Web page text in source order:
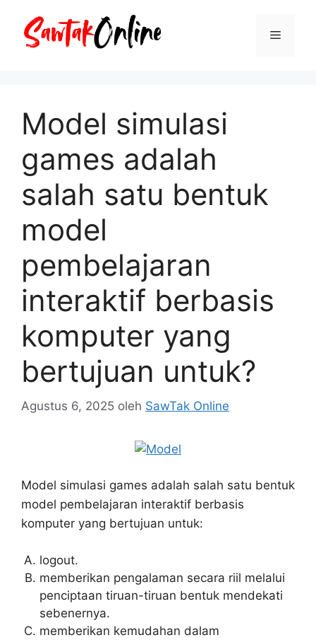
Menu
Model simulasi
games adalah
salah satu bentuk
model
pembelajaran
interaktif berbasis
komputer yang
bertujuan untuk?
Agustus 6, 2025 oleh SawTak Online
Model simulasi games adalah salah satu bentuk
model pembelajaran interaktif berbasis
komputer yang bertujuan untuk:
logout.
memberikan pengalaman secara riil melalui
penciptaan tiruan-tiruan bentuk mendekati
sebenernya.
memberikan kemudahan dalam